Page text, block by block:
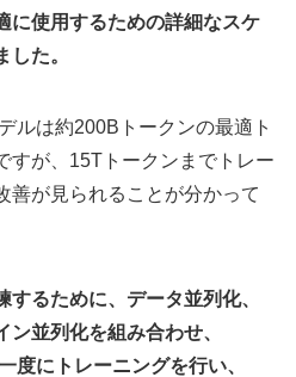
に使用するための詳細なスケ
た。
ルは約200Bトークンの最適ト
すが、15Tトークンまでトレー
善が見られることが分かって
するために、データ並列化、
並列化を組み合わせ、
度にトレーニングを行い、